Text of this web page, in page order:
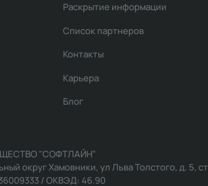
Раскрытие информации
Список партнеров
Контакты
Карьера
Блог
"СОФТЛАЙН"
округ Хамовники, ул Льва Толстого, д. 5,
/ ОКВЭД: 46.90